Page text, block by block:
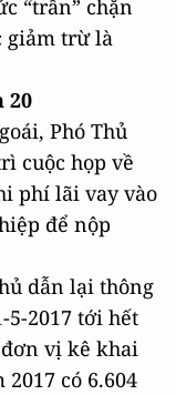
“trần” chặn
giảm trừ là
20
Phó Thủ
cuộc họp về
phí lãi vay vào
để nộp
dẫn lại thông
2017 tới hết
đơn vị kê khai
có 6.604